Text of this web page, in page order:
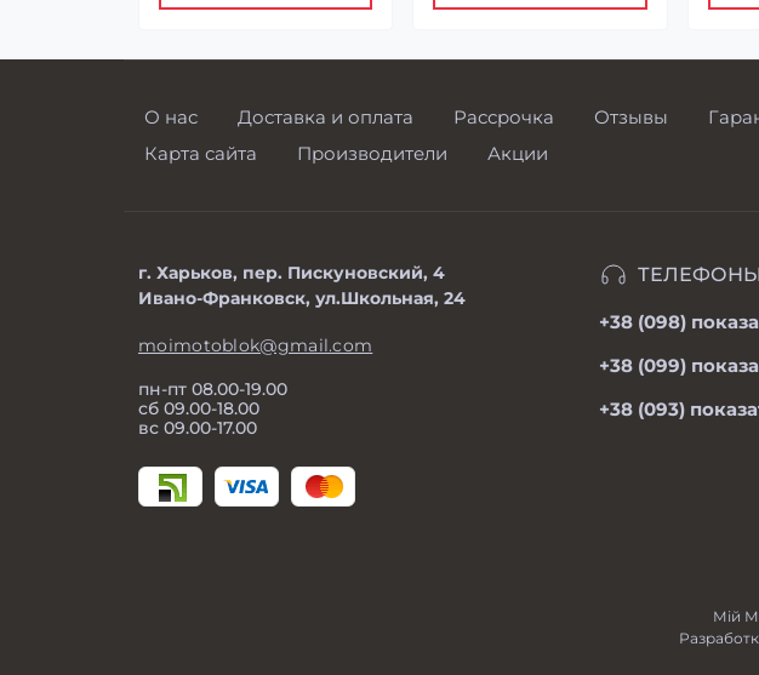
О нас Доставка и оплата Рассрочка Отзывы
Карта сайта
Производители Акции
г. Харьков, пер. Пискуновский, 4
Ивано-Франковск, ул.Школьная, 24
moimotoblok@gmail.com
пн-пт 08.00-19.00
сб 09.00-18.00
вс 09.00-17.00
+38 (098)
+38 (099)
+38 (093)
Мій